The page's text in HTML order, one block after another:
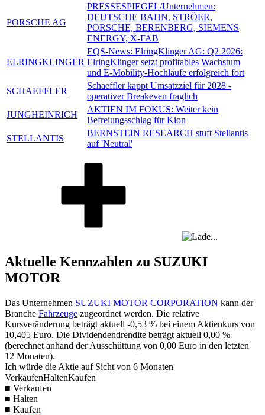
PORSCHE AG
PRESSESPIEGEL/Unternehmen:
DEUTSCHE BAHN, STRÖER,
PORSCHE, BERENBERG, SIEMENS
ENERGY, X-FAB
ELRINGKLINGER
EQS-News: ElringKlinger AG: Q2 2026:
ElringKlinger setzt profitables Wachstum
und E-Mobility-Hochläufe erfolgreich fort
SCHAEFFLER
Schaeffler kappt Umsatzziel für 2028 -
operativer Breakeven fraglich
JUNGHEINRICH
AKTIEN IM FOKUS: Weiter kein
Befreiungsschlag für Kion
STELLANTIS
BERNSTEIN RESEARCH stuft Stellantis
auf 'Neutral'
Aktuelle Kennzahlen zu SUZUKI
MOTOR
Das Unternehmen SUZUKI MOTOR CORPORATION kann der
Branche Fahrzeuge zugeordnet werden. Die relative
Kursveränderung beträgt aktuell -0,53 % bei einem Aktienkurs von
10,405 Euro. Die Dividendendrendite beträgt aktuell 0,00 %
(berechnet anhand der Ausschüttung von 0,00 Euro in den letzten
12 Monaten).
Ich würde die Aktie auf Sicht von 6 Monaten
VerkaufenHaltenKaufen
■ Verkaufen
■ Halten
■ Kaufen